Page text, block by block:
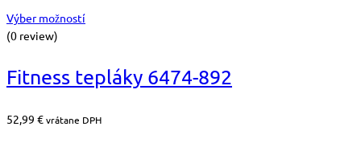
Výber možností
(0 review)
Fitness tepláky 6474-892
52,99 €vrátane DPH